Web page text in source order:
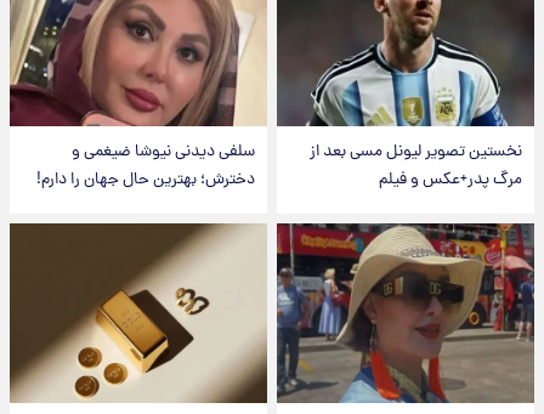
نخستین تصویر لیونل مسی بعد از
مرگ پدر+عکس و فیلم
سلفی دیدنی نیوشا ضیغمی و
دخترش؛ بهترین حال جهان را دارم!